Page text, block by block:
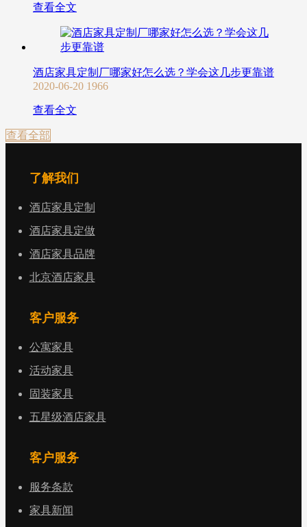
查看全文
酒店家具定制厂哪家好怎么选？学会这几步更靠谱
2020-06-20 1966
查看全文
查看全部
了解我们
酒店家具定制
酒店家具定做
酒店家具品牌
北京酒店家具
客户服务
公寓家具
活动家具
固装家具
五星级酒店家具
客户服务
服务条款
家具新闻